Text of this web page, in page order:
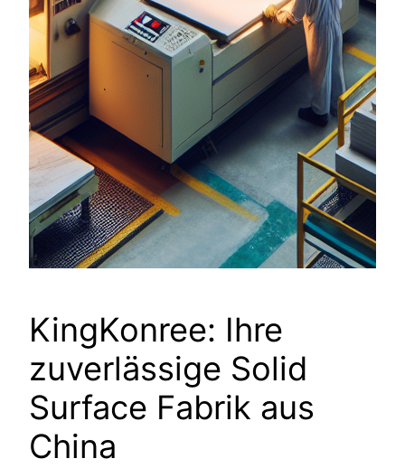
KingKonree: Ihre
zuverlässige Solid
Surface Fabrik aus
China